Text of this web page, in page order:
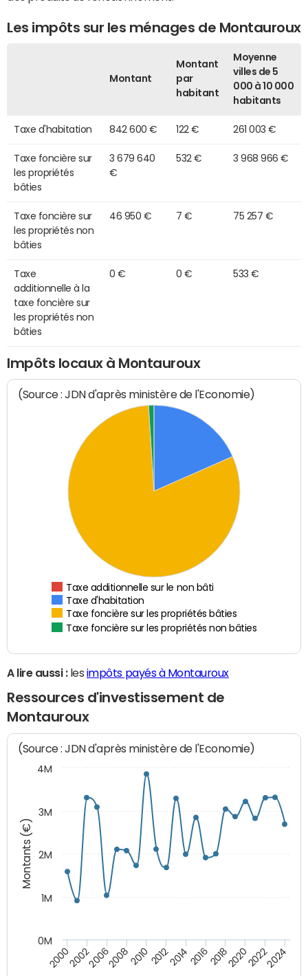
Les impôts sur les ménages de Montauroux
Montant
Montant
par
habitant
Moyenne
villes de 5
000 à 10 000
habitants
Taxe d'habitation 842 600 € 122 € 261 003 €
Taxe foncière sur
les propriétés
bâties
3 679 640
€
532 € 3 968 966 €
Taxe foncière sur
les propriétés non
bâties
46 950 € 7 € 75 257 €
Taxe
additionnelle à la
taxe foncière sur
les propriétés non
bâties
0 € 0 € 533 €
Impôts locaux à Montauroux
(Source : JDN d'après ministère de l'Economie)
Taxe additionnelle sur le non bâti
Taxe d'habitation
Taxe foncière sur les propriétés bâties
Taxe foncière sur les propriétés non bâties
A lire aussi :les impôts payés à Montauroux
Ressources d'investissement de
Montauroux
Montants (€)
(Source : JDN d'après ministère de l'Economie)
20002002200620082010 2012201420162018202020222024
0M
1M
2M
3M
4M